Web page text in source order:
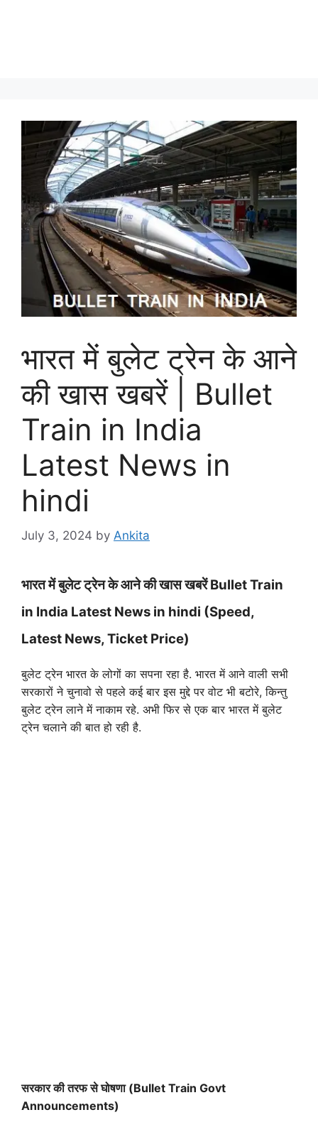
भारत में बुलेट ट्रेन के आने
की खास खबरें | Bullet
Train in India
Latest News in
hindi
July 3, 2024 by Ankita
भारत में बुलेट ट्रेन के आने की खास खबरें Bullet Train
in India Latest News in hindi (Speed,
Latest News, Ticket Price)
बुलेट ट्रेन भारत के लोगों का सपना रहा है. भारत में आने वाली सभी
सरकारों ने चुनावो से पहले कई बार इस मुद्दे पर वोट भी बटोरे, किन्तु
बुलेट ट्रेन लाने में नाकाम रहे. अभी फिर से एक बार भारत में बुलेट
ट्रेन चलाने की बात हो रही है.
सरकार की तरफ से घोषणा (Bullet Train Govt
Announcements)